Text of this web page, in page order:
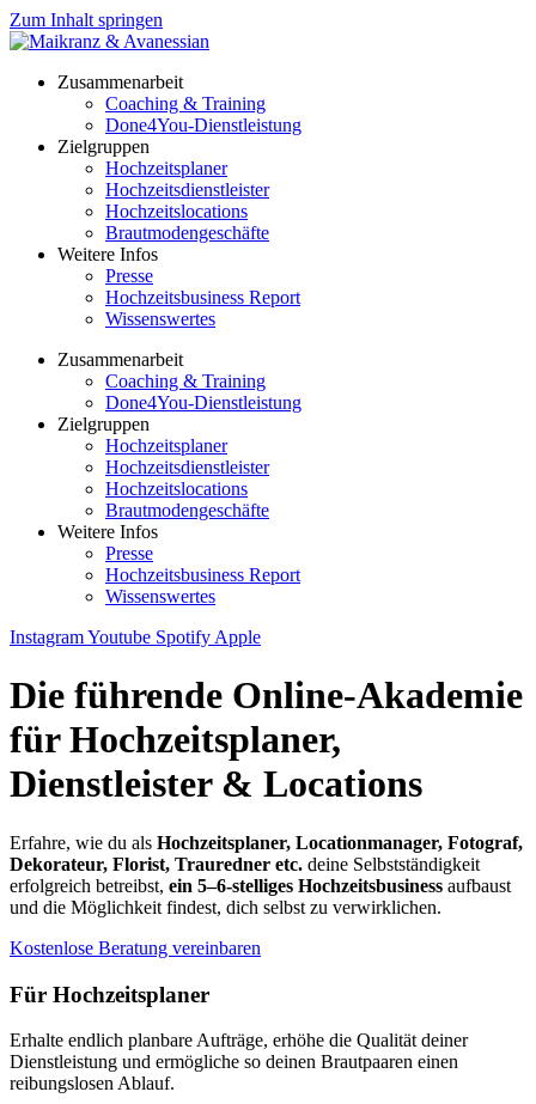
Zum Inhalt springen
Zusammenarbeit
Coaching & Training
Done4You-Dienstleistung
Zielgruppen
Hochzeitsplaner
Hochzeitsdienstleister
Hochzeitslocations
Brautmodengeschäfte
Weitere Infos
Presse
Hochzeitsbusiness Report
Wissenswertes
Zusammenarbeit
Coaching & Training
Done4You-Dienstleistung
Zielgruppen
Hochzeitsplaner
Hochzeitsdienstleister
Hochzeitslocations
Brautmodengeschäfte
Weitere Infos
Presse
Hochzeitsbusiness Report
Wissenswertes
InstagramYoutube Spotify Apple
Die führende Online-Akademie
für Hochzeitsplaner,
Dienstleister & Locations
Erfahre, wie du als Hochzeitsplaner, Locationmanager, Fotograf,
Dekorateur, Florist, Trauredner etc. deine Selbstständigkeit
erfolgreich betreibst, ein 5–6-stelliges Hochzeitsbusiness aufbaust
und die Möglichkeit findest, dich selbst zu verwirklichen.
Kostenlose Beratung vereinbaren
Für Hochzeits­planer
Erhalte endlich planbare Aufträge, erhöhe die Qualität deiner
Dienstleistung und ermögliche so deinen Brautpaaren einen
reibungslosen Ablauf.